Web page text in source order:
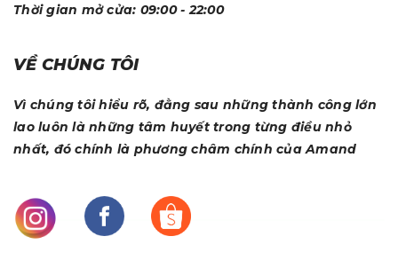
Thời gian mở cửa: 09:00 - 22:00
VỀ CHÚNG TÔI
Vì chúng tôi hiểu rõ, đằng sau những thành công lớn
lao luôn là những tâm huyết trong từng điều nhỏ
nhất, đó chính là phương châm chính của Amand